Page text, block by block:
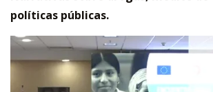
políticas públicas.